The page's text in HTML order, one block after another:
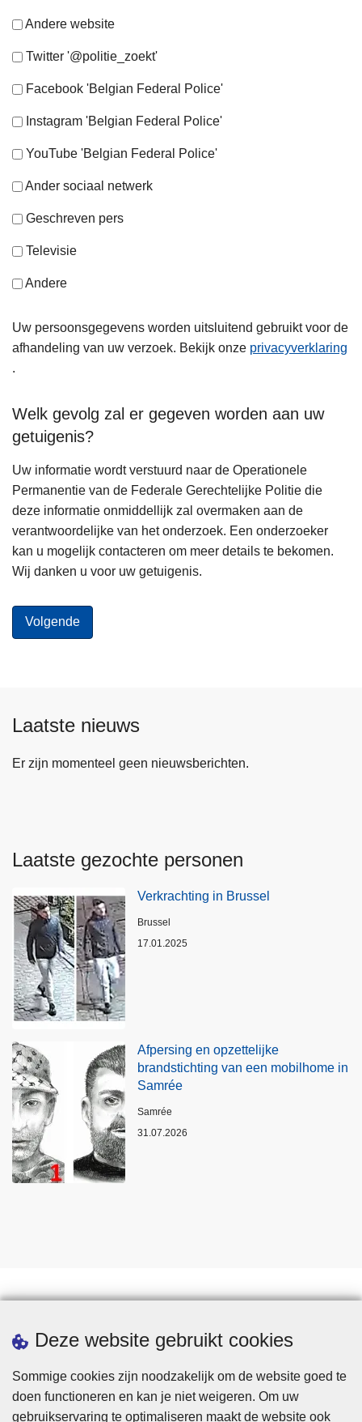
Deze website gebruikt cookies
Sommige cookies zijn noodzakelijk om de website goed te
doen functioneren en kan je niet weigeren. Om uw
gebruikservaring te optimaliseren maakt de website ook
Andere website
Twitter '@politie_zoekt'
Facebook 'Belgian Federal Police'
Instagram 'Belgian Federal Police'
YouTube 'Belgian Federal Police'
Ander sociaal netwerk
Geschreven pers
Televisie
Andere
Uw persoonsgegevens worden uitsluitend gebruikt voor de
afhandeling van uw verzoek. Bekijk onze privacyverklaring
.
Welk gevolg zal er gegeven worden aan uw
getuigenis?
Uw informatie wordt verstuurd naar de Operationele
Permanentie van de Federale Gerechtelijke Politie die
deze informatie onmiddellijk zal overmaken aan de
verantwoordelijke van het onderzoek. Een onderzoeker
kan u mogelijk contacteren om meer details te bekomen.
Wij danken u voor uw getuigenis.
Laatste nieuws
Er zijn momenteel geen nieuwsberichten.
Laatste gezochte personen
Verkrachting in Brussel
Plaats
Brussel
17.01.2025
Afpersing en opzettelijke
brandstichting van een mobilhome in
Samrée
Plaats
Samrée
31.07.2026